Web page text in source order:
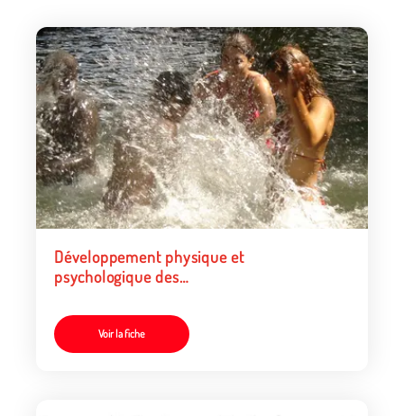
Développement physique et
psychologique des
Voir la fiche